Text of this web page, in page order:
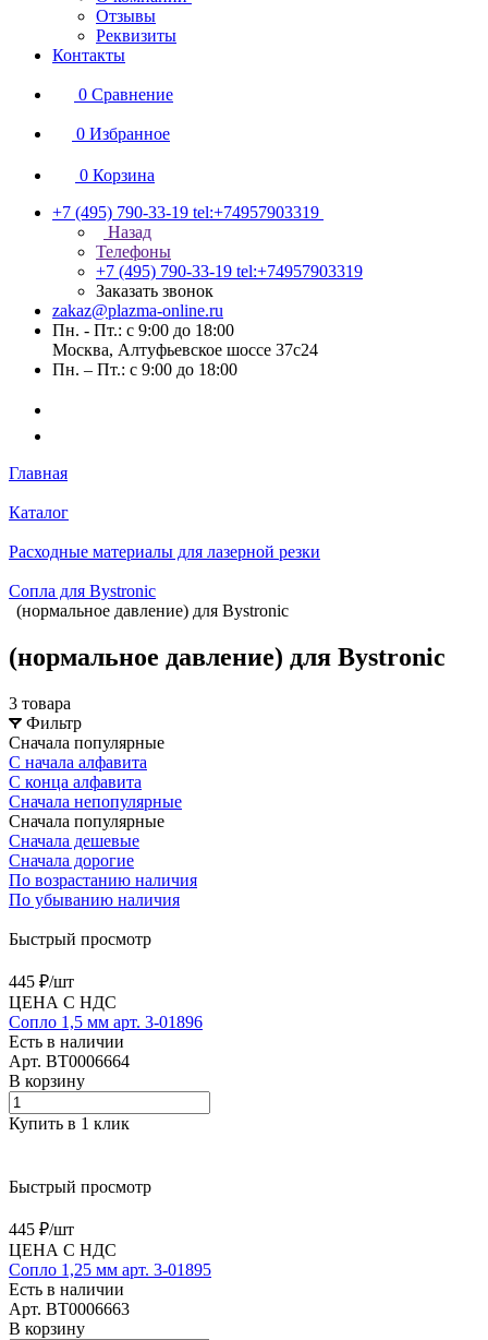
Отзывы
Реквизиты
Контакты
0 Сравнение
0 Избранное
0 Корзина
+7 (495) 790-33-19 tel:+74957903319
Назад
Телефоны
+7 (495) 790-33-19 tel:+74957903319
Заказать звонок
zakaz@plazma-online.ru
Пн. - Пт.: с 9:00 до 18:00
Москва, Алтуфьевское шоссе 37с24
Пн. – Пт.: с 9:00 до 18:00
Главная
Каталог
Расходные материалы для лазерной резки
Сопла для Bystronic
(нормальное давление) для Bystronic
(нормальное давление) для Bystronic
3 товара
Фильтр
Сначала популярные
С начала алфавита
С конца алфавита
Сначала непопулярные
Сначала популярные
Сначала дешевые
Сначала дорогие
По возрастанию наличия
По убыванию наличия
Быстрый просмотр
445 ₽/шт
ЦЕНА С НДС
Сопло 1,5 мм арт. 3-01896
Есть в наличии
Арт. BT0006664
В корзину
Купить в 1 клик
Быстрый просмотр
445 ₽/шт
ЦЕНА С НДС
Сопло 1,25 мм арт. 3-01895
Есть в наличии
Арт. BT0006663
В корзину